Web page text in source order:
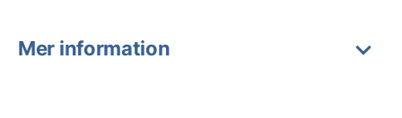
Mer information